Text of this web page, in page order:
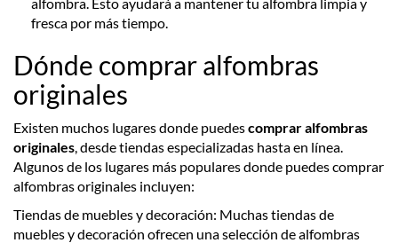
fresca por más tiempo.
Dónde comprar alfombras
originales
Existen muchos lugares donde puedescomprar alfombras
originales , desde tiendas especializadas hasta en línea.
Algunos de los lugares más populares donde puedes comprar
alfombras originales incluyen:
Tiendas de muebles y decoración: Muchas tiendas de
muebles y decoración ofrecen una selección de alfombras